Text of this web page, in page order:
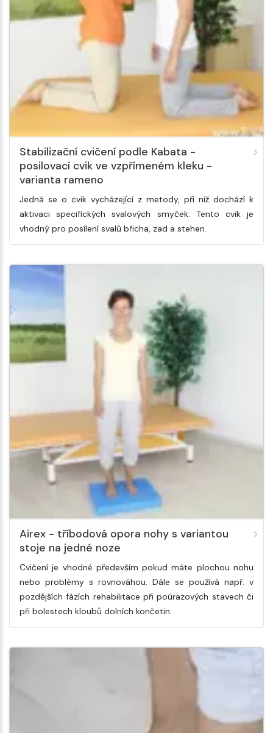
Stabilizační cvičení podle Kabata -
posilovací cvik ve vzpřímeném kleku -
varianta rameno
Jedná se o cvik vycházející z metody, při níž dochází k
aktivaci specifických svalových smyček. Tento cvik je
vhodný pro posílení svalů břicha, zad a stehen.
Airex - tříbodová opora nohy s variantou
stoje na jedné noze
Cvičení je vhodné především pokud máte plochou nohu
nebo problémy s rovnováhou. Dále se používá např. v
pozdějších fázích rehabilitace při poúrazových stavech či
při bolestech kloubů dolních končetin.